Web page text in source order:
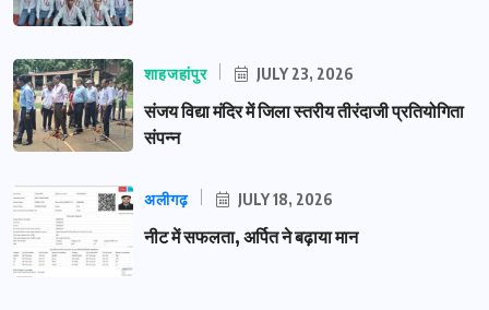
शाहजहांपुर JULY 23, 2026
संजय विद्या मंदिर में जिला स्तरीय तीरंदाजी प्रतियोगिता
संपन्न
अलीगढ़ JULY 18, 2026
नीट में सफलता, अर्पित ने बढ़ाया मान